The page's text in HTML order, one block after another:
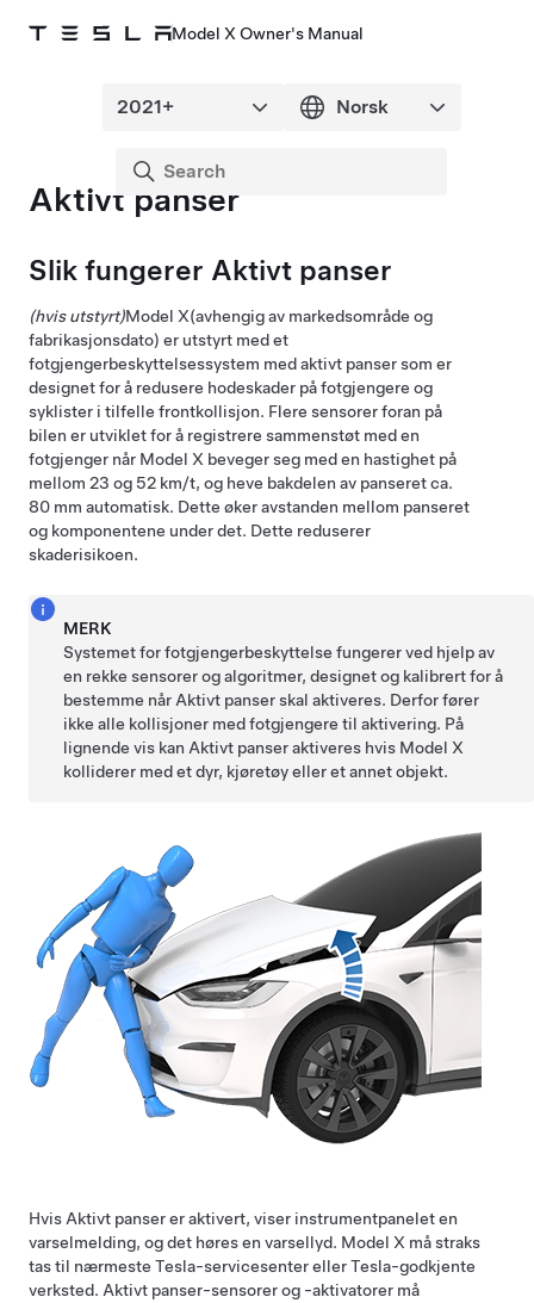
Model X Owner's Manual
Aktivt panser
Slik fungerer Aktivt panser
(hvis utstyrt)Model X(avhengig av markedsområde og
fabrikasjonsdato) er utstyrt med et
fotgjengerbeskyttelsessystem med aktivt panser som er
designet for å redusere hodeskader på fotgjengere og
syklister i tilfelle frontkollisjon. Flere sensorer foran på
bilen er utviklet for å registrere sammenstøt med en
fotgjenger når Model X beveger seg med en hastighet på
mellom 23 og 52 km/t, og heve bakdelen av panseret ca.
80 mm automatisk. Dette øker avstanden mellom panseret
og komponentene under det. Dette reduserer
skaderisikoen.
MERK
Systemet for fotgjengerbeskyttelse fungerer ved hjelp av
en rekke sensorer og algoritmer, designet og kalibrert for å
bestemme når Aktivt panser skal aktiveres. Derfor fører
ikke alle kollisjoner med fotgjengere til aktivering. På
lignende vis kan Aktivt panser aktiveres hvis Model X
kolliderer med et dyr, kjøretøy eller et annet objekt.
Hvis Aktivt panser er aktivert, viser instrumentpaneleten
varselmelding, og det høres en varsellyd. Model X må straks
tas til nærmeste Tesla-servicesenter eller Tesla-godkjente
verksted. Aktivt panser-sensorer og -aktivatorer må